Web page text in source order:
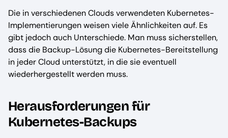
Die in verschiedenen Clouds verwendeten Kubernetes-
Implementierungen weisen viele Ähnlichkeiten auf. Es
gibt jedoch auch Unterschiede. Man muss sicherstellen,
dass die Backup-Lösung die Kubernetes-Bereitstellung
in jeder Cloud unterstützt, in die sie eventuell
wiederhergestellt werden muss.
Herausforderungen für
Kubernetes-Backups